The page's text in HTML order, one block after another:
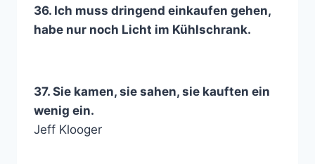
36. Ich muss dringend einkaufen gehen,
habe nur noch Licht im Kühlschrank.
37. Sie kamen, sie sahen, sie kauften ein
wenig ein.
Jeff Klooger